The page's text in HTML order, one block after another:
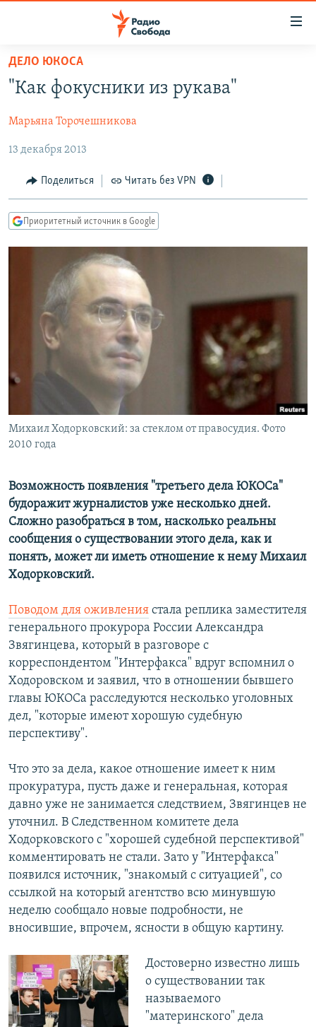
упрощенного
доступа
содержанию
Вернутся
главной
навигации
Вернутся
ПРОГРАММЫ
ПОДКАСТЫ
АВТОРСКИЕ ПРОЕКТЫ
ЦИТАТЫ СВОБОДЫ
МНЕНИЯ
КУЛЬТУРА
IDEL.РЕАЛИИ
КАВКАЗ.РЕАЛИИ
СЕВЕР.РЕАЛИИ
СИБИРЬ.РЕАЛИИ
РАСПИСАНИЕ ВЕЩАНИЯ
ПОДПИШИТЕСЬ НА РАССЫЛКУ
СОЦИАЛЬНЫЕ СЕТИ
Все сайты РСЕ/РС
ДЕЛО ЮКОСА
"Как фокусники из рукава"
Марьяна Торочешникова
13 декабря 2013
Поделиться Читать без VPN
Приоритетный источник в Google
Михаил Ходорковский: за стеклом от правосудия. Фото
2010 года
Возможность появления "третьего дела ЮКОСа"
будоражит журналистов уже несколько дней.
Сложно разобраться в том, насколько реальны
сообщения о существовании этого дела, как и
понять, может ли иметь отношение к нему Михаил
Ходорковский.
Поводом для оживления стала реплика заместителя
генерального прокурора России Александра
Звягинцева, который в разговоре с
корреспондентом "Интерфакса" вдруг вспомнил о
Ходоровском и заявил, что в отношении бывшего
главы ЮКОСа расследуются несколько уголовных
дел, "которые имеют хорошую судебную
перспективу".
Что это за дела, какое отношение имеет к ним
прокуратура, пусть даже и генеральная, которая
давно уже не занимается следствием, Звягинцев не
уточнил. В Следственном комитете дела
Ходорковского с "хорошей судебной перспективой"
комментировать не стали. Зато у "Интерфакса"
появился источник, "знакомый с ситуацией", со
ссылкой на который агентство всю минувшую
неделю сообщало новые подробности, не
вносившие, впрочем, ясности в общую картину.
Достоверно известно лишь
о существовании так
называемого
"материнского" дела